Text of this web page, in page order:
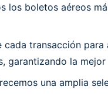
los boletos aéreos
cada transacción
garantizando la
una amplia